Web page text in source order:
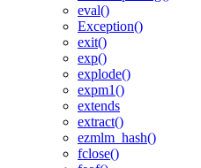
eval()
Exception()
exit()
exp()
explode()
expm1()
extends
extract()
ezmlm_hash()
fclose()